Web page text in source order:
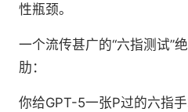
性瓶颈。
一个流传甚广的“六指测试”
肋：
你给GPT-5一张P过的六指